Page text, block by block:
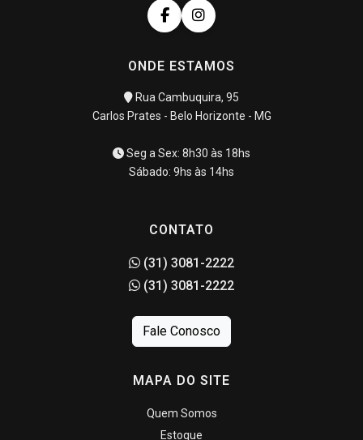
ONDE ESTAMOS
Rua Cambuquira, 95
Carlos Prates - Belo Horizonte - MG
Seg a Sex: 8h30 às 18hs
Sábado: 9hs às 14hs
CONTATO
(31) 3081-2222
(31) 3081-2222
Fale Conosco
MAPA DO SITE
Quem Somos
Estoque